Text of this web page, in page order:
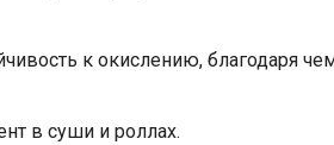
к окислению, благодаря
в суши и роллах.